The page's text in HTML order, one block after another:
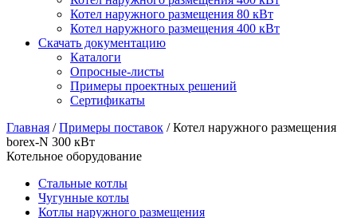
Котел наружного размещения 80 кВт
Котел наружного размещения 400 кВт
Скачать документацию
Каталоги
Опросные-листы
Примеры проектных решений
Сертификаты
Главная /Примеры поставок /Котел наружного размещения
borex-N 300 кВт
Котельное оборудование
Стальные котлы
Чугунные котлы
Котлы наружного размещения